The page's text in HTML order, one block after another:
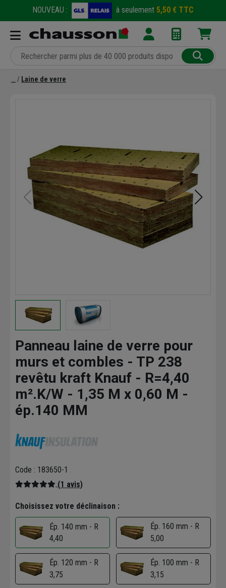
NOUVEAU : à seulement 5,50 € TTC
Laine de verre
Panneau laine de verre pour
murs et combles - TP 238
revêtu kraft Knauf - R=4,40
m².K/W - 1,35 M x 0,60 M -
ép.140 MM
Code : 183650-1
(1 avis)
Choisissez votre déclinaison :
Ép. 140 mm - R
4,40
Ép. 160 mm - R
5,00
Ép. 120 mm - R
3,75
Ép. 100 mm - R
3,15